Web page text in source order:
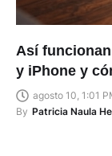
Así
y iPhone y
agosto 10, 1:01
By Patricia Naula